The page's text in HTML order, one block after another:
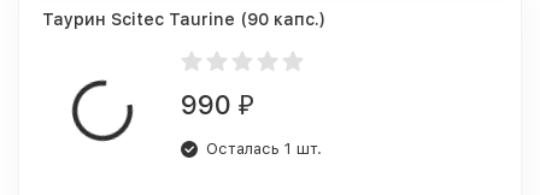
Таурин Scitec Taurine (90 капс.)
990 ₽
Осталась 1 шт.